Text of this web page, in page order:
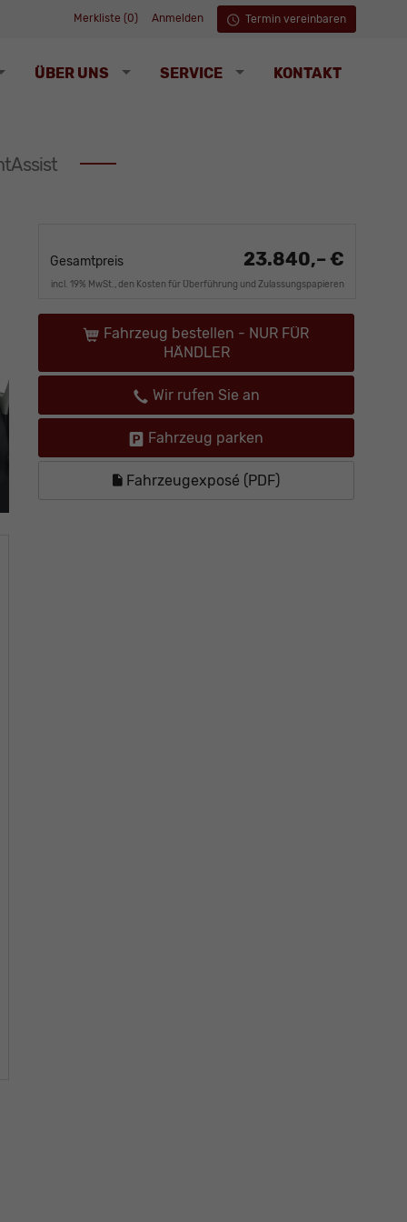
Merkliste (0) Anmelden Termin vereinbaren
ÜBER UNS SERVICE KONTAKT
Gesamtpreis 23.840,– €
incl. 19% MwSt., den Kosten für Überführung und Zulassungspapieren
Fahrzeug bestellen - NUR FÜR
HÄNDLER
Wir rufen Sie an
Fahrzeug parken
Fahrzeugexposé (PDF)